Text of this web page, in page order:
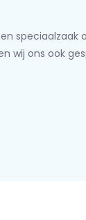
wij ons ook